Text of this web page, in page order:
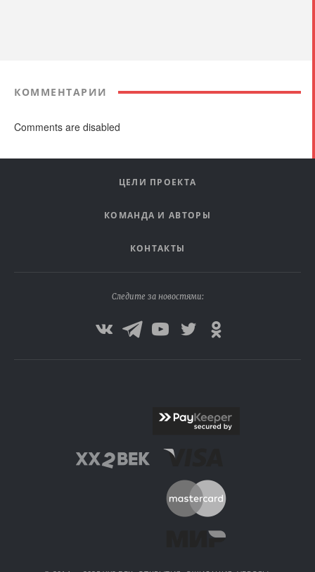
КОММЕНТАРИИ
Comments are disabled
ЦЕЛИ ПРОЕКТА
КОМАНДА И АВТОРЫ
КОНТАКТЫ
Следите за новостями: